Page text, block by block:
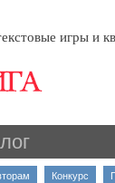
игры и
Конкурс